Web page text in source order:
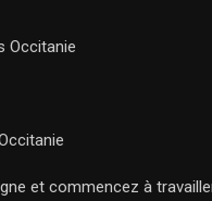
Occitanie
et commencez à